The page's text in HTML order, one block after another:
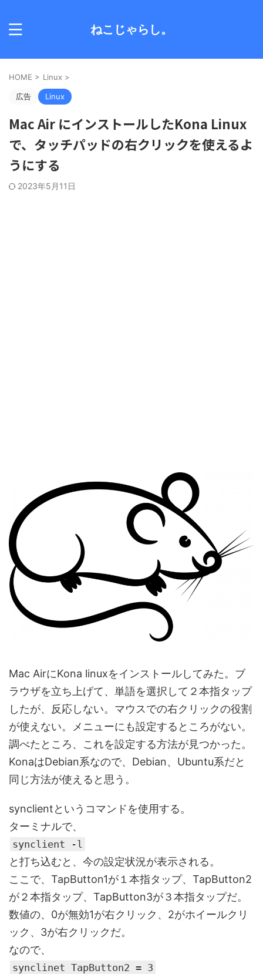
ねこじゃらし。
HOME > Linux >
広告 Linux
Mac Air にインストールしたKona Linux
で、タッチパッドの右クリックを使えるよ
うにする
2023年5月11日
Mac AirにKona linuxをインストールしてみた。ブ
ラウザを立ち上げて、単語を選択して２本指タップ
したが、反応しない。マウスでの右クリックの役割
が使えない。メニューにも設定するところがない。
調べたところ、これを設定する方法が見つかった。
KonaはDebian系なので、Debian、Ubuntu系だと
同じ方法が使えると思う。
synclientというコマンドを使用する。
ターミナルで、
synclient -l
と打ち込むと、今の設定状況が表示される。
ここで、TapButton1が１本指タップ、TapButton2
が２本指タップ、TapButton3が３本指タップだ。
数値の、0が無効1が右クリック、2がホイールクリ
ック、3が右クリックだ。
なので、
synclinet TapButton2 = 3